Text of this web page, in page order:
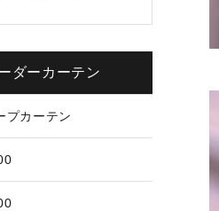
ダーカーテン
プカーテン